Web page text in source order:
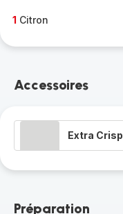
1 Citron
Accessoires
Extra Crisp
Préparation